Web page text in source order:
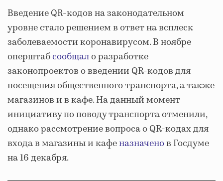
Введение QR-кодов на законодательном
уровне стало решением в ответ на всплеск
заболеваемости коронавирусом. В ноябре
оперштабсообщало разработке
законопроектов о введении QR-кодов для
посещения общественного транспорта, а также
магазинов и в кафе. На данный момент
инициативу по поводу транспорта отменили,
однако рассмотрение вопроса о QR-кодах для
входа в магазины и кафеназначенов Госдуме
на 16 декабря.